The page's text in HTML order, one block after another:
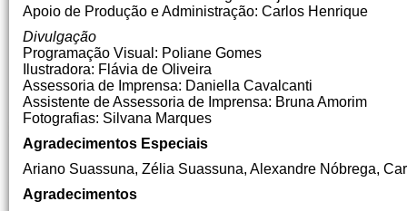
Apoio de Produção e Administração: Carlos Henrique
Divulgação
Programação Visual: Poliane Gomes
Ilustradora: Flávia de Oliveira
Assessoria de Imprensa: Daniella Cavalcanti
Assistente de Assessoria de Imprensa: Bruna Amorim
Fotografias: Silvana Marques
Agradecimentos Especiais
Ariano Suassuna, Zélia Suassuna, Alexandre Nóbrega,
Agradecimentos